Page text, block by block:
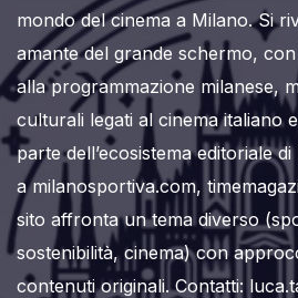
mondo del cinema a Milano. Si
amante del grande schermo,
alla programmazione milanese,
culturali legati al cinema italiano
parte dell’ecosistema editoriale
a milanosportiva.com,
sito affronta un tema diverso
sostenibilità, cinema) con
contenuti originali. Contatti: